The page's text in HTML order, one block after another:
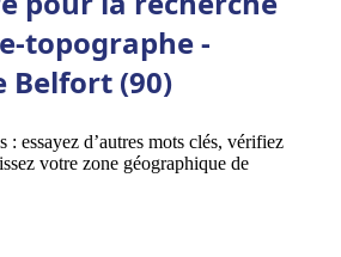
topographe -
Belfort (90)
: essayez d’autres mots clés, vérifiez
votre zone géographique de